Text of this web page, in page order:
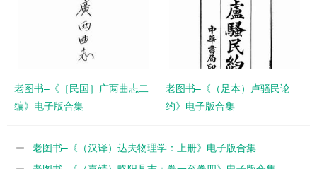
老图书–《［民国］广两曲志二
编》电子版合集
老图书–《（足本）卢骚民论
约》电子版合集
老图书–《（汉译）达夫物理学：上册》电子版合集